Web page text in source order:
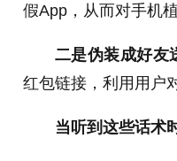
假App，从而对手机
二是伪装成好友
红包链接，利用用户
当听到这些话术